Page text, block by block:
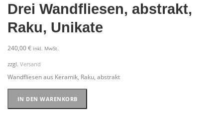
Drei Wandfliesen, abstrakt,
Raku, Unikate
240,00€ inkl. MwSt.
zzgl. Versand
Wandfliesen aus Keramik, Raku, abstrakt
Wandfliesen,
IN DEN WARENKORB